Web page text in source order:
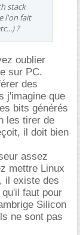
stack
l'on fait
?
oublier
sur PC.
des
j'imagine que
bits générés
les tirer de
il doit bien
assez
mettre Linux
il existe des
faut pour
Silicon
ne sont pas